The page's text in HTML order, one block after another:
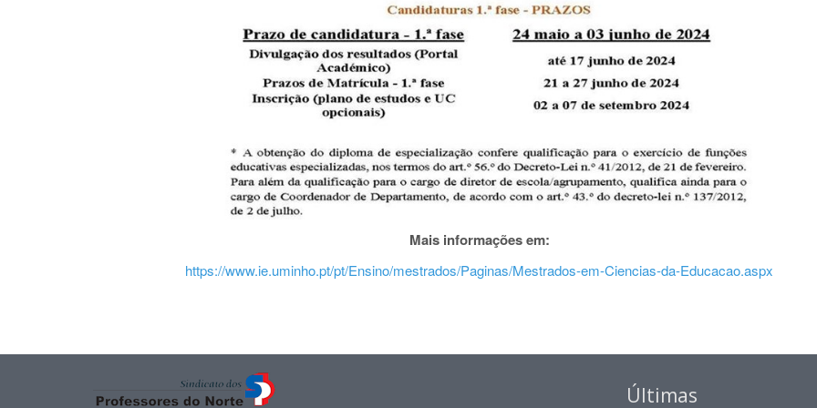
Mais informações em:
https://www.ie.uminho.pt/pt/Ensino/mestrados/Paginas/Mestrados-em-Ciencias-da-Educacao.aspx
Últimas